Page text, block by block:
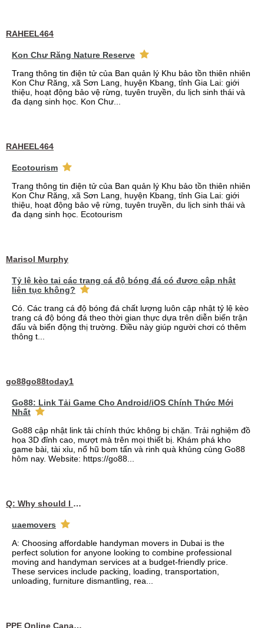
RAHEEL464
Kon Chư Răng Nature Reserve
Trang thông tin điện tử của Ban quản lý Khu bảo tồn thiên nhiên
Kon Chư Răng, xã Sơn Lang, huyện Kbang, tỉnh Gia Lai: giới
thiệu, hoạt động bảo vệ rừng, tuyên truyền, du lịch sinh thái và
đa dạng sinh học. Kon Chư...
RAHEEL464
Ecotourism
Trang thông tin điện tử của Ban quản lý Khu bảo tồn thiên nhiên
Kon Chư Răng, xã Sơn Lang, huyện Kbang, tỉnh Gia Lai: giới
thiệu, hoạt động bảo vệ rừng, tuyên truyền, du lịch sinh thái và
đa dạng sinh học. Ecotourism
Marisol Murphy
Tỷ lệ kèo tại các trang cá độ bóng đá có được cập nhật
liên tục không?
Có. Các trang cá độ bóng đá chất lượng luôn cập nhật tỷ lệ kèo
trang cá độ bóng đá theo thời gian thực dựa trên diễn biến trận
đấu và biến động thị trường. Điều này giúp người chơi có thêm
thông t...
go88go88today1
Go88: Link Tải Game Cho Android/iOS Chính Thức Mới
Nhất
Go88 cập nhật link tải chính thức không bị chặn. Trải nghiệm đồ
họa 3D đỉnh cao, mượt mà trên mọi thiết bị. Khám phá kho
game bài, tài xỉu, nổ hũ bom tấn và rinh quà khủng cùng Go88
hôm nay. Website: https://go88...
Q: Why should I choose affordable handyman movers in Dubai for my relocation and maintenance needs?
uaemovers
A: Choosing affordable handyman movers in Dubai is the
perfect solution for anyone looking to combine professional
moving and handyman services at a budget-friendly price.
These services include packing, loading, transportation,
unloading, furniture dismantling, rea...
PPE Online Canada – Bulk PPE Supplier | N95, Gloves, Masks & Medical Supplies